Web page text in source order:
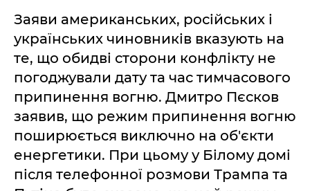
Заяви американських, російських і
українських чиновників вказують на
те, що обидві сторони конфлікту не
погоджували дату та час тимчасового
припинення вогню. Дмитро Пєсков
заявив, що режим припинення вогню
поширюється виключно на об'єкти
енергетики. При цьому у Білому домі
після телефонної розмови Трампа та